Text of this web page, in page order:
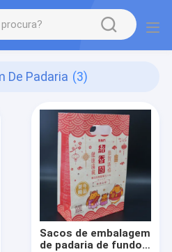
De Padaria (3)
Sacos de embalagem
de padaria de fundo